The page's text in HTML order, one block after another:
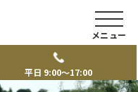
平日 9:00～17:00
メニュー